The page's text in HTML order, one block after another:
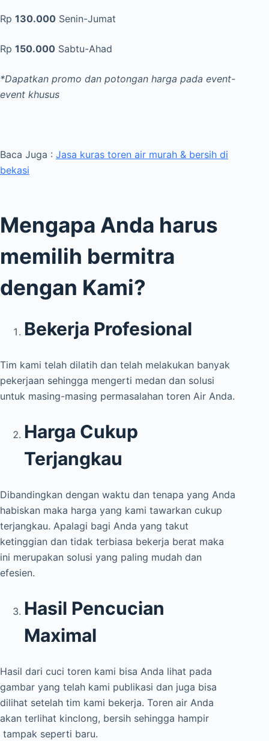
Rp 130.000 Senin-Jumat
Rp 150.000 Sabtu-Ahad
*Dapatkan promo dan potongan harga pada event-
event khusus
Baca Juga : Jasa kuras toren air murah & bersih di
bekasi
Mengapa Anda harus
memilih bermitra
dengan Kami?
Bekerja Profesional
Tim kami telah dilatih dan telah melakukan banyak
pekerjaan sehingga mengerti medan dan solusi
untuk masing-masing permasalahan toren Air Anda.
Harga Cukup
Terjangkau
Dibandingkan dengan waktu dan tenapa yang Anda
habiskan maka harga yang kami tawarkan cukup
terjangkau. Apalagi bagi Anda yang takut
ketinggian dan tidak terbiasa bekerja berat maka
ini merupakan solusi yang paling mudah dan
efesien.
Hasil Pencucian
Maximal
Hasil dari cuci toren kami bisa Anda lihat pada
gambar yang telah kami publikasi dan juga bisa
dilihat setelah tim kami bekerja. Toren air Anda
akan terlihat kinclong, bersih sehingga hampir
tampak seperti baru.